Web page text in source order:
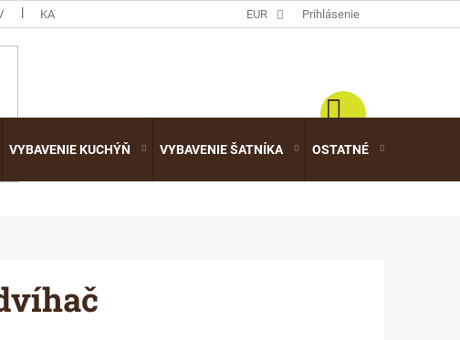
KATALÓGY EUR Prihlásenie
VYBAVENIE KUCHÝŇ VYBAVENIE ŠATNÍKA OSTATNÉ